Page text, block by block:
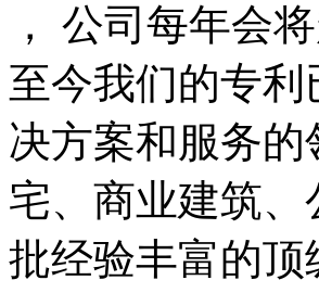
， 公司每年会
至今我们的专利
决方案和服务
宅、商业建筑、
批经验丰富的